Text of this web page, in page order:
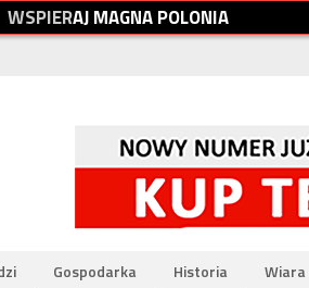
WSPIERAJMAGNAPOLONIA
Gospodarka Historia Wiara